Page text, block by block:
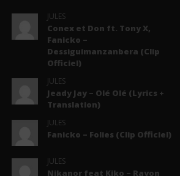
JULES
Conex et Don ft. Tony X,
Fanicko –
Dessiguimanzanbera (Clip
Officiel)
JULES
Jeady Jay – Olé Olé (Lyrics +
Translation)
JULES
Fanicko – Folies (Clip Officiel)
JULES
Nikanor feat Kiko – Rayon